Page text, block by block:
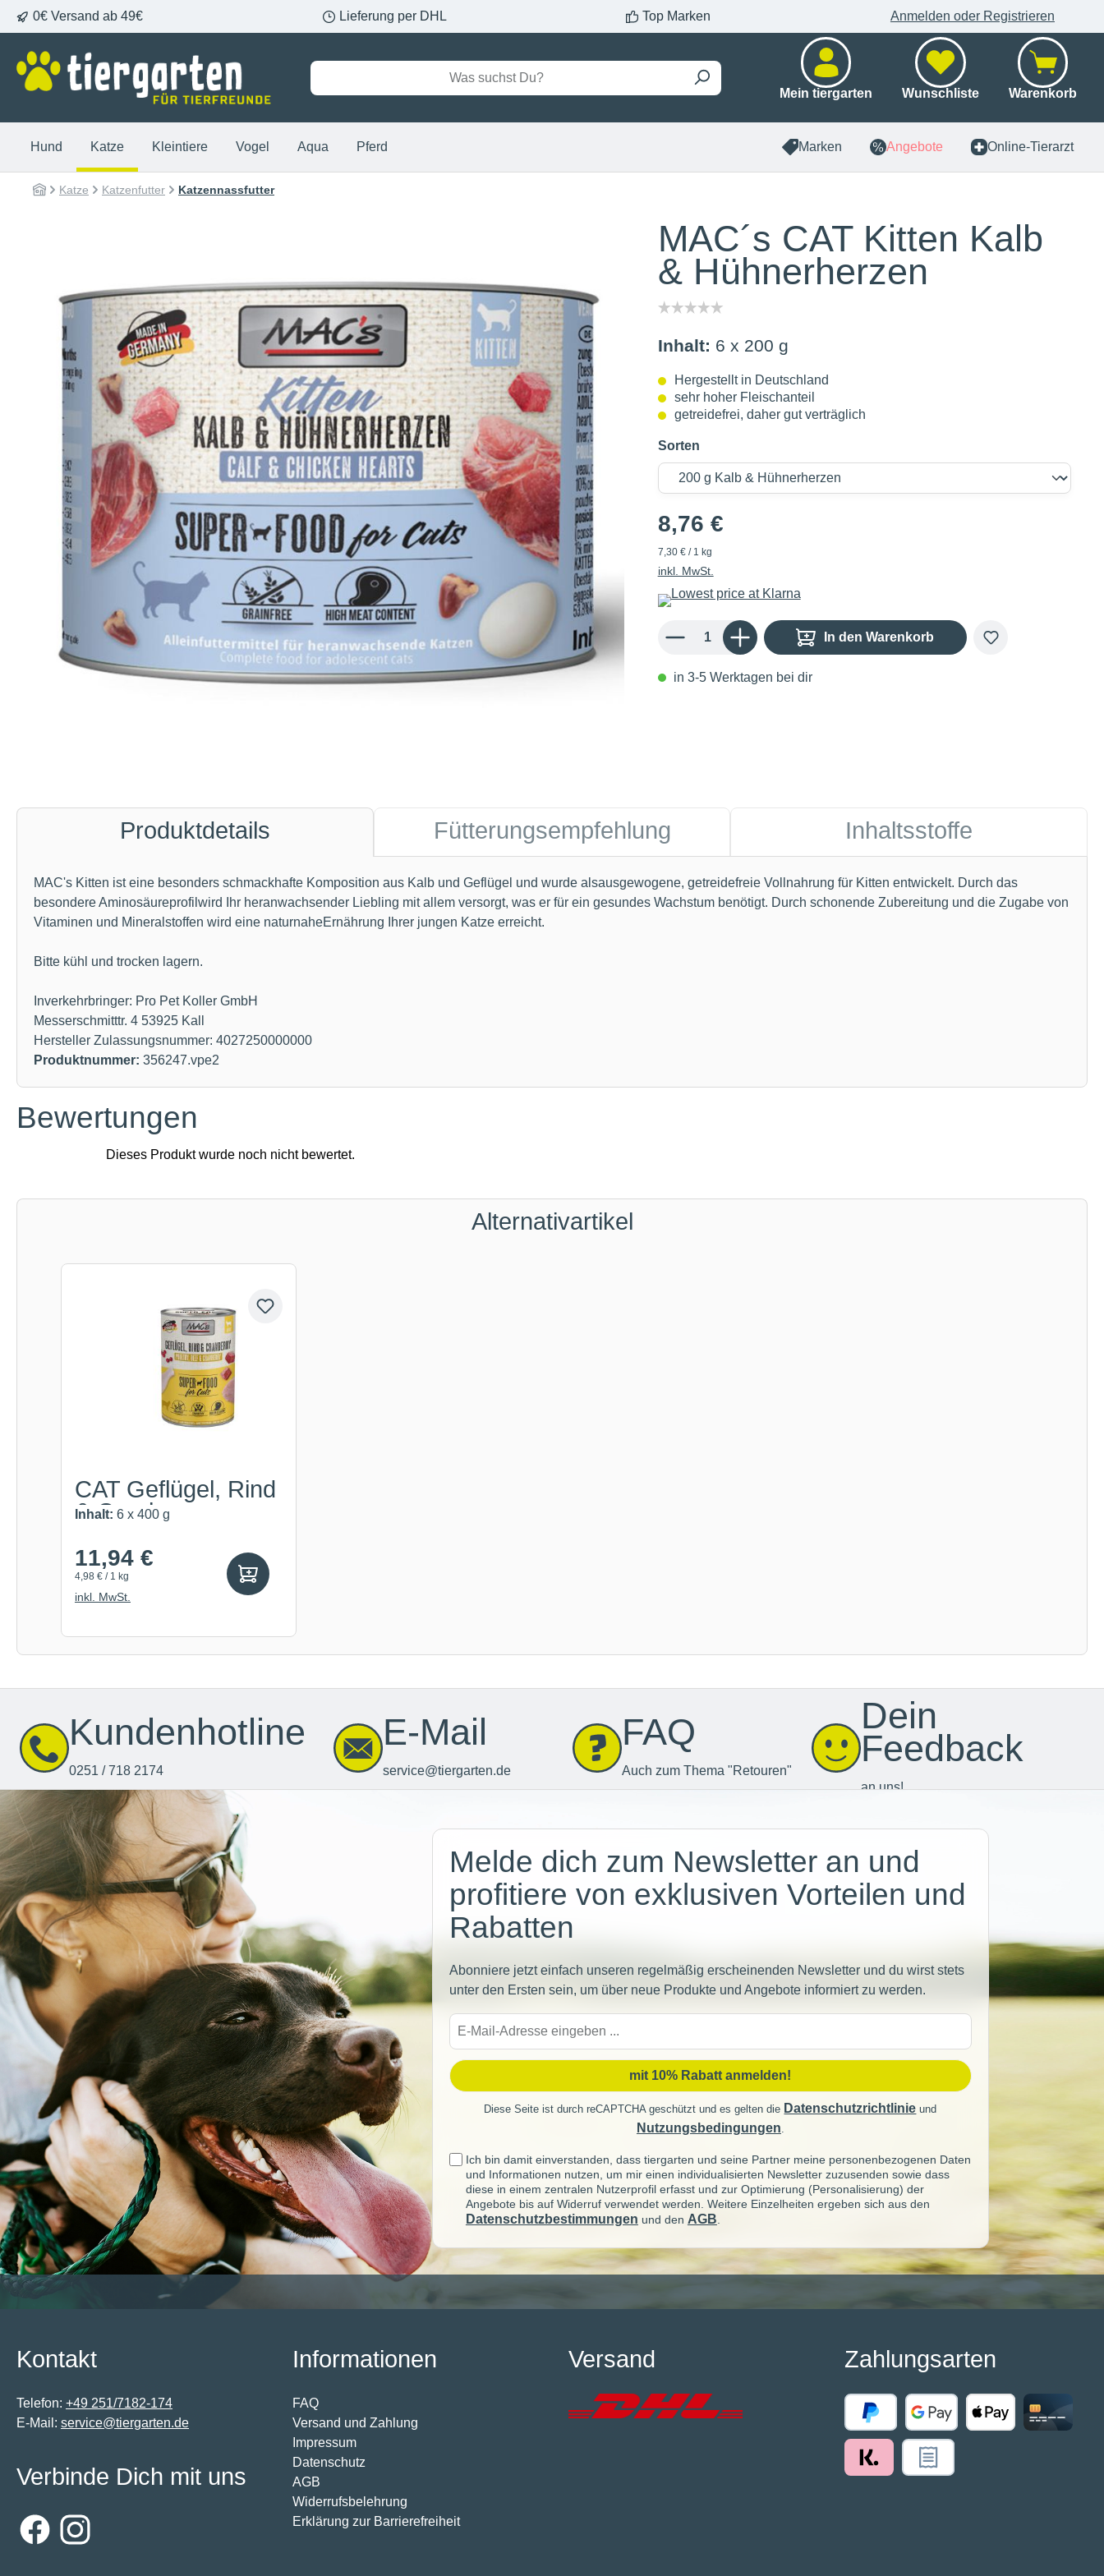
Zur Hauptnavigation springen
0€ Versand ab 49€ Lieferung per DHL Top Marken Anmelden oder Registrieren
Mein tiergarten Wunschliste Warenkorb
Hund Katze Kleintiere Vogel Aqua Pferd Marken Angebote Online-Tierarzt
Katze Katzenfutter Katzennassfutter
MAC´s CAT Kitten Kalb
& Hühnerherzen
Inhalt: 6 x 200 g
Hergestellt in Deutschland
sehr hoher Fleischanteil
getreidefrei, daher gut verträglich
Sorten
8,76 €
7,30 € / 1 kg
inkl. MwSt.
Produkt Anzahl: Gib den gewünschten Wert ein oder benutze die Schaltflächen um die Anzahl zu
In den Warenkorb
in 3-5 Werktagen bei dir
Produktdetails Fütterungsempfehlung Inhaltsstoffe
MAC's Kitten ist eine besonders schmackhafte Komposition aus Kalb und Geflügel und wurde alsausgewogene, getreidefreie Vollnahrung für Kitten entwickelt. Durch das
besondere Aminosäureprofilwird Ihr heranwachsender Liebling mit allem versorgt, was er für ein gesundes Wachstum benötigt. Durch schonende Zubereitung und die Zugabe von
Vitaminen und Mineralstoffen wird eine naturnaheErnährung Ihrer jungen Katze erreicht.
Bitte kühl und trocken lagern.
Inverkehrbringer: Pro Pet Koller GmbH
Messerschmitttr. 4 53925 Kall
Hersteller Zulassungsnummer: 4027250000000
Produktnummer: 356247.vpe2
Bewertungen
Alternativartikel
Produktgalerie überspringen
CAT Geflügel, Rind
& Cranberry
Inhalt: 6 x 400 g
11,94 €
4,98 € / 1 kg
inkl. MwSt.
Kundenhotline
0251 / 718 2174
E-Mail
service@tiergarten.de
FAQ
Auch zum Thema "Retouren"
Dein
Feedback
an uns!
Melde dich zum Newsletter an und
profitiere von exklusiven Vorteilen und
Rabatten
Abonniere jetzt einfach unseren regelmäßig erscheinenden Newsletter und du wirst stets
unter den Ersten sein, um über neue Produkte und Angebote informiert zu werden.
Adresse
mit 10% Rabatt anmelden!
Diese Seite ist durch reCAPTCHA geschützt und es gelten die Datenschutzrichtlinie und
Nutzungsbedingungen.
Ich bin damit einverstanden, dass tiergarten und seine Partner meine personenbezogenen Daten
und Informationen nutzen, um mir einen individualisierten Newsletter zuzusenden sowie dass
diese in einem zentralen Nutzerprofil erfasst und zur Optimierung (Personalisierung) der
Angebote bis auf Widerruf verwendet werden. Weitere Einzelheiten ergeben sich aus den
Datenschutzbestimmungen und den AGB
Kontakt
Telefon: +49 251/7182-174
E-Mail: service@tiergarten.de
Informationen
FAQ
Versand und Zahlung
Impressum
Datenschutz
AGB
Widerrufsbelehrung
Erklärung zur Barrierefreiheit
Versand Zahlungsarten
Verbinde Dich mit uns
FacebookInstagram